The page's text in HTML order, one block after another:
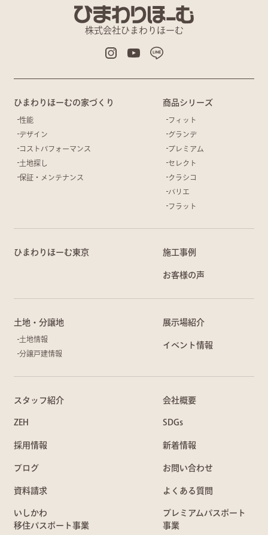
株式会社ひまわりほーむ
ひまわりほーむの家づくり
性能
デザイン
コストパフォーマンス
土地探し
保証・メンテナンス
商品シリーズ
フィット
グランデ
プレミアム
セレクト
クラシコ
バリエ
フラット
ひまわりほーむ東京 施工事例
お客様の声
土地・分譲地
土地情報
分譲戸建情報
展示場紹介
イベント情報
スタッフ紹介 会社概要
ZEH SDGs
採用情報 新着情報
ブログ お問い合わせ
資料請求 よくある質問
いしかわ
移住パスポート事業
プレミアムパスポート
事業